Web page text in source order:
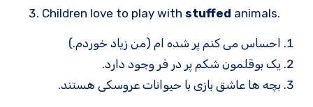
Children love to play with stuffed animals.
احساس می کنم پر شده ام (من زیاد خوردم.)
یک بوقلمون شکم پر در فر وجود دارد.
بچه ها عاشق بازی با حیوانات عروسکی هستند.